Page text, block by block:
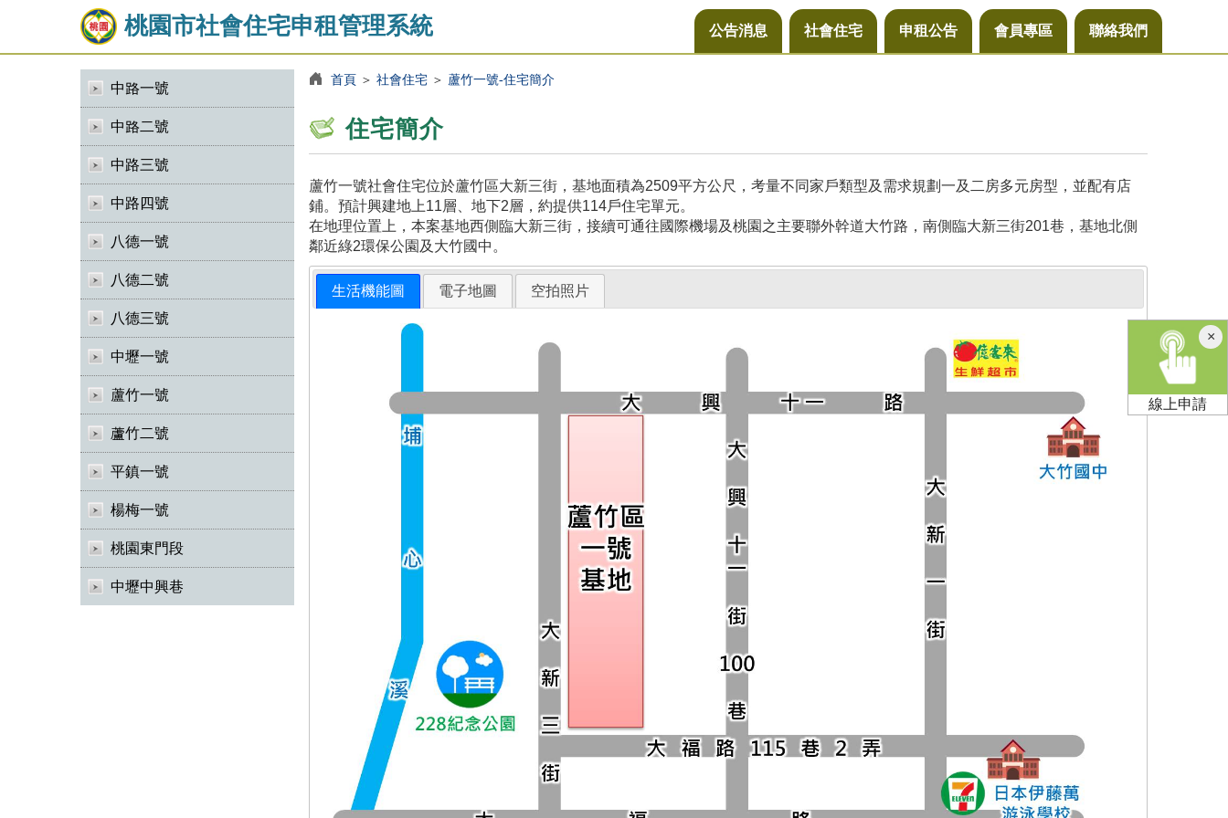
桃園市社會住宅申租管理系統 公告消息 社會住宅 申租公告 會員專區 聯絡我們
中路一號
中路二號
中路三號
中路四號
八德一號
八德二號
八德三號
中壢一號
蘆竹一號
蘆竹二號
平鎮一號
楊梅一號
桃園東門段
中壢中興巷
首頁＞ 社會住宅＞ 蘆竹一號-住宅簡介
住宅簡介
蘆竹一號社會住宅位於蘆竹區大新三街，基地面積為2509平方公尺，考量不同家戶類型及需求規劃一及二房多元房型，並配有店
鋪。預計興建地上11層、地下2層，約提供114戶住宅單元。
在地理位置上，本案基地西側臨大新三街，接續可通往國際機場及桃園之主要聯外幹道大竹路，南側臨大新三街201巷，基地北側
鄰近綠2環保公園及大竹國中。
生活機能圖 電子地圖 空拍照片
×關
閉
線上申請